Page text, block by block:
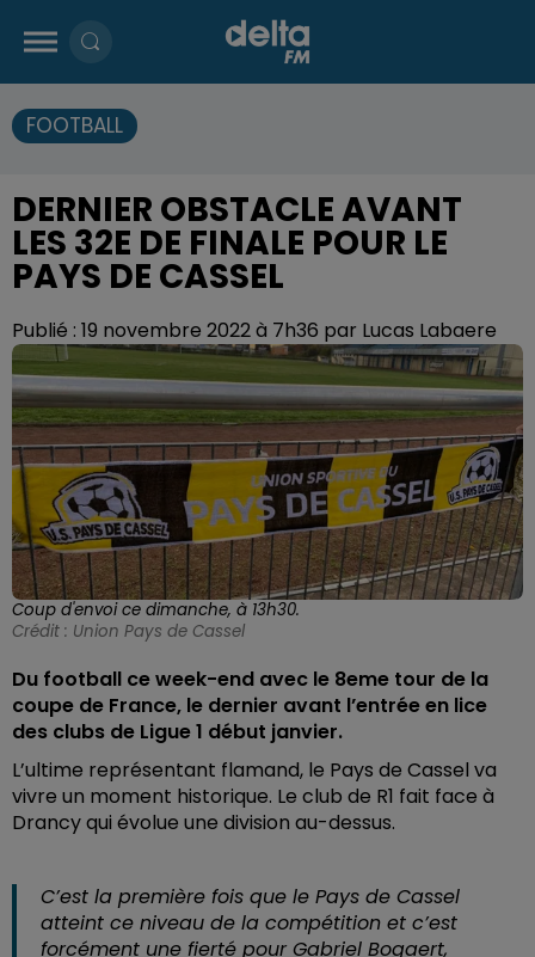
FOOTBALL
DERNIER OBSTACLE AVANT
LES 32E DE FINALE POUR LE
PAYS DE CASSEL
Publié : 19 novembre 2022 à 7h36 par Lucas Labaere
Coup d'envoi ce dimanche, à 13h30.
Crédit : Union Pays de Cassel
Du football ce week-end avec le 8eme tour de la
coupe de France, le dernier avant l’entrée en lice
des clubs de Ligue 1 début janvier.
L’ultime représentant flamand, le Pays de Cassel va
vivre un moment historique. Le club de R1 fait face à
Drancy qui évolue une division au-dessus.
C’est la première fois que le Pays de Cassel
atteint ce niveau de la compétition et c’est
forcément une fierté pour Gabriel Bogaert,